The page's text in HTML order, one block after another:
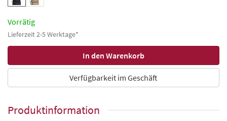
Vorrätig
Lieferzeit 2-5 Werktage*
Verfügbarkeit im Geschäft
Produktinformation